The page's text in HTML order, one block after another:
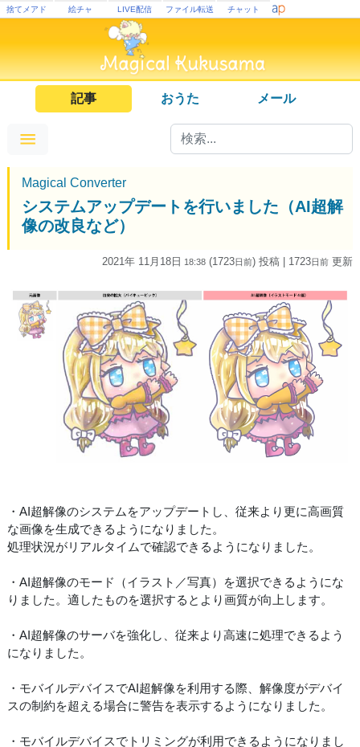
捨てメアド 絵チャ LIVE配信 ファイル転送 チャット
記事 おうた メール
Magical Converter
システムアップデートを行いました（AI超解
像の改良など）
2021年 11月18日 18:38 (1723日前) 投稿 | 1723日前 更新
・AI超解像のシステムをアップデートし、従来より更に高画質
な画像を生成できるようになりました。
処理状況がリアルタイムで確認できるようになりました。
・AI超解像のモード（イラスト／写真）を選択できるようにな
りました。適したものを選択するとより画質が向上します。
・AI超解像のサーバを強化し、従来より高速に処理できるよう
になりました。
・モバイルデバイスでAI超解像を利用する際、解像度がデバイ
スの制約を超える場合に警告を表示するようになりました。
・モバイルデバイスでトリミングが利用できるようになりまし